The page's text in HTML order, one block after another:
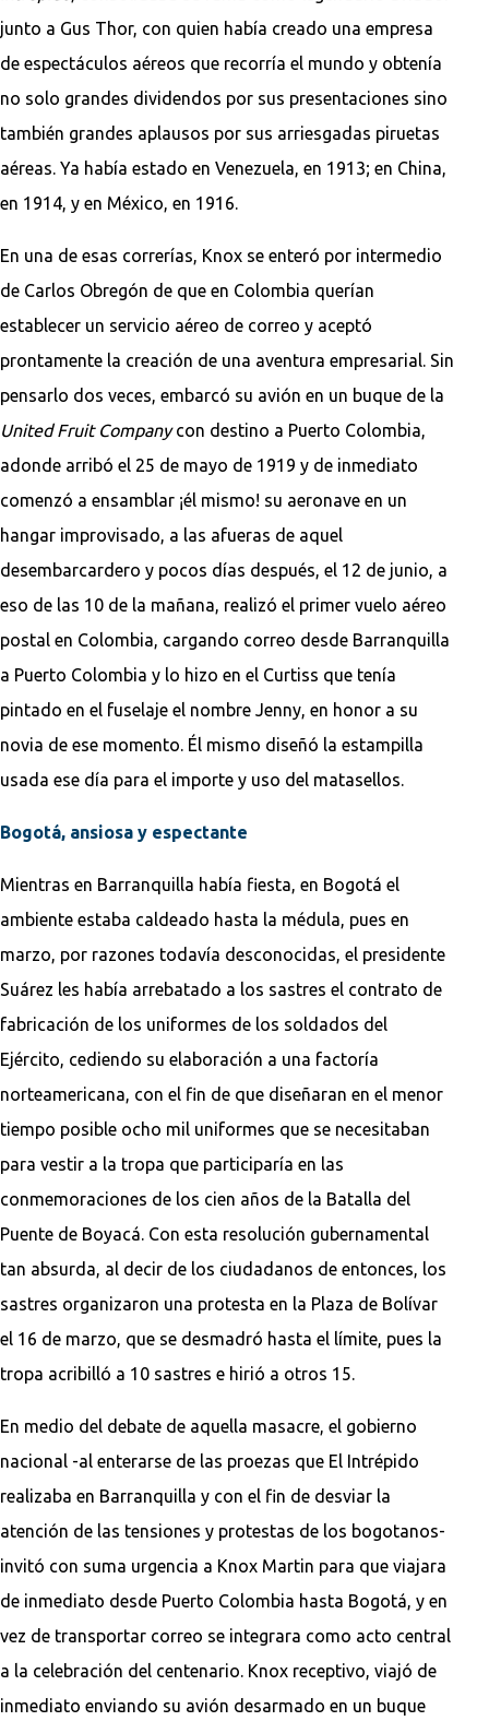
junto a Gus Thor, con quien había creado una empresa
de espectáculos aéreos que recorría el mundo y obtenía
no solo grandes dividendos por sus presentaciones sino
también grandes aplausos por sus arriesgadas piruetas
aéreas. Ya había estado en Venezuela, en 1913; en China,
en 1914, y en México, en 1916.
En una de esas correrías, Knox se enteró por intermedio
de Carlos Obregón de que en Colombia querían
establecer un servicio aéreo de correo y aceptó
prontamente la creación de una aventura empresarial. Sin
pensarlo dos veces, embarcó su avión en un buque de la
United Fruit Companycon destino a Puerto Colombia,
adonde arribó el 25 de mayo de 1919 y de inmediato
comenzó a ensamblar ¡él mismo! su aeronave en un
hangar improvisado, a las afueras de aquel
desembarcardero y pocos días después, el 12 de junio, a
eso de las 10 de la mañana, realizó el primer vuelo aéreo
postal en Colombia, cargando correo desde Barranquilla
a Puerto Colombia y lo hizo en el Curtiss que tenía
pintado en el fuselaje el nombre Jenny, en honor a su
novia de ese momento. Él mismo diseñó la estampilla
usada ese día para el importe y uso del matasellos.
Bogotá, ansiosa y espectante
Mientras en Barranquilla había fiesta, en Bogotá el
ambiente estaba caldeado hasta la médula, pues en
marzo, por razones todavía desconocidas, el presidente
Suárez les había arrebatado a los sastres el contrato de
fabricación de los uniformes de los soldados del
Ejército, cediendo su elaboración a una factoría
norteamericana, con el fin de que diseñaran en el menor
tiempo posible ocho mil uniformes que se necesitaban
para vestir a la tropa que participaría en las
conmemoraciones de los cien años de la Batalla del
Puente de Boyacá. Con esta resolución gubernamental
tan absurda, al decir de los ciudadanos de entonces, los
sastres organizaron una protesta en la Plaza de Bolívar
el 16 de marzo, que se desmadró hasta el límite, pues la
tropa acribilló a 10 sastres e hirió a otros 15.
En medio del debate de aquella masacre, el gobierno
nacional -al enterarse de las proezas que El Intrépido
realizaba en Barranquilla y con el fin de desviar la
atención de las tensiones y protestas de los bogotanos-
invitó con suma urgencia a Knox Martin para que viajara
de inmediato desde Puerto Colombia hasta Bogotá, y en
vez de transportar correo se integrara como acto central
a la celebración del centenario. Knox receptivo, viajó de
inmediato enviando su avión desarmado en un buque